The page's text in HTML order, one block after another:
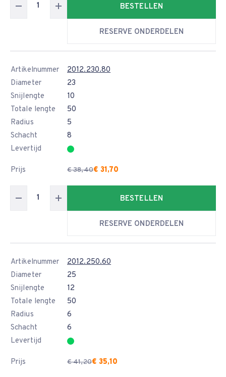
BESTELLEN
RESERVE ONDERDELEN
Artikelnummer
2012.230.80
Diameter
23
Snijlengte
10
Totale lengte
50
Radius
5
Schacht
8
Levertijd
Prijs € 38,40€ 31,70
BESTELLEN
RESERVE ONDERDELEN
Artikelnummer
2012.250.60
Diameter
25
Snijlengte
12
Totale lengte
50
Radius
6
Schacht
6
Levertijd
Prijs € 41,20€ 35,10